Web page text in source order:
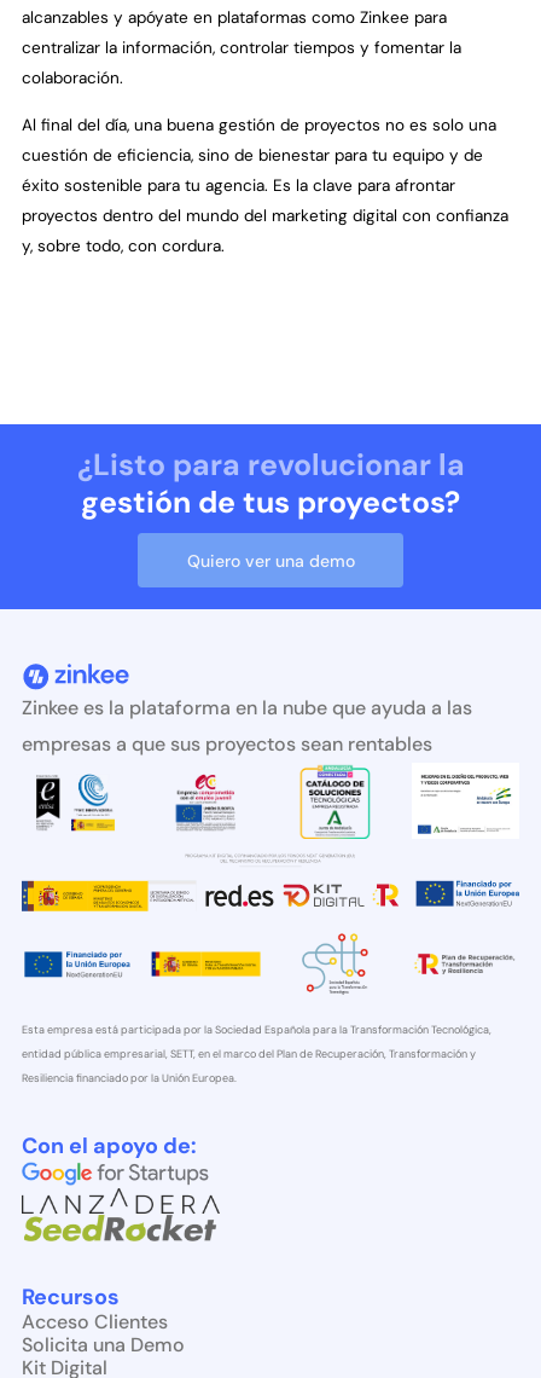
alcanzables y apóyate en plataformas como Zinkee para
centralizar la información, controlar tiempos y fomentar la
colaboración.
Al final del día, una buena gestión de proyectos no es solo una
cuestión de eficiencia, sino de bienestar para tu equipo y de
éxito sostenible para tu agencia. Es la clave para afrontar
proyectos dentro del mundo del marketing digital con confianza
y, sobre todo, con cordura.
¿Listo para revolucionar la
gestión de tus proyectos?
Quiero ver una demo
Zinkee es la plataforma en la nube que ayuda a las
empresas a que sus proyectos sean rentables
Esta empresa está participada por la Sociedad Española para la Transformación Tecnológica,
entidad pública empresarial, SETT, en el marco del Plan de Recuperación, Transformación y
Resiliencia financiado por la Unión Europea.
Con el apoyo de:
Recursos
Acceso Clientes
Solicita una Demo
Kit Digital